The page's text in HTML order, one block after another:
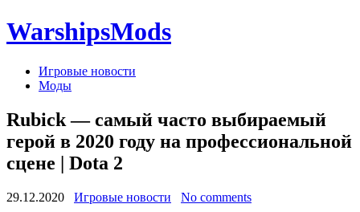
WarshipsMods
Игровые новости
Моды
Rubick — самый часто выбираемый
герой в 2020 году на профессиональной
сцене | Dota 2
29.12.2020 Игровые новости No comments